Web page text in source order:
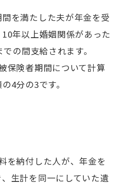
を満たした夫が年金を受
年以上婚姻関係があった
の間支給されます。
保険者期間について計算
4分の3です。
を納付した人が、年金を
生計を同一にしていた遺